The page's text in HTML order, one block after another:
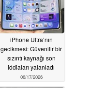
iPhone Ultra’nın
gecikmesi: Güvenilir bir
sızıntı kaynağı son
iddiaları yalanladı
06/17/2026